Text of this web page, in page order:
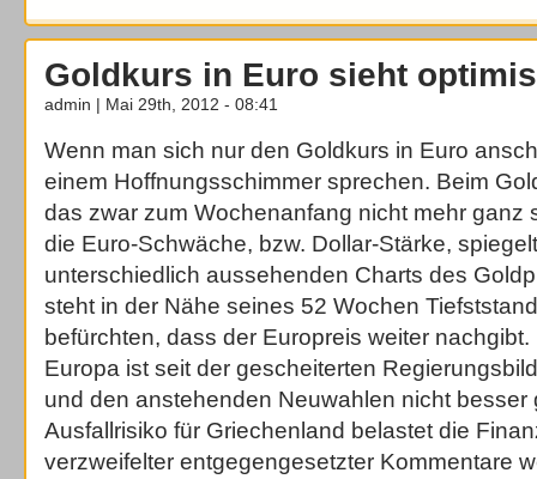
Goldkurs in Euro sieht
admin | Mai 29th, 2012 - 08:41
Wenn man sich nur den Goldkurs in Euro
einem Hoffnungsschimmer sprechen. Beim
das zwar zum Wochenanfang nicht mehr ganz
die Euro-Schwäche, bzw. Dollar-Stärke,
unterschiedlich aussehenden Charts des
steht in der Nähe seines 52 Wochen
befürchten, dass der Europreis weiter
Europa ist seit der gescheiterten
und den anstehenden Neuwahlen nicht besser
Ausfallrisiko für Griechenland belastet die
verzweifelter entgegengesetzter Kommentare